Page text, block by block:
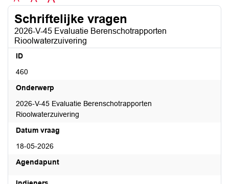
Schriftelijke vragen
2026-V-45 Evaluatie Berenschotrapporten
Rioolwaterzuivering
ID
460
Onderwerp
2026-V-45 Evaluatie Berenschotrapporten
Rioolwaterzuivering
Datum vraag
18-05-2026
Agendapunt